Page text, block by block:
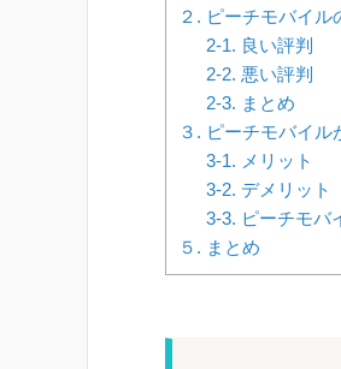
２. ピーチモバイル
2-1. 良い評判
2-2. 悪い評判
2-3. まとめ
３. ピーチモバイル
3-1. メリット
3-2. デメリット
3-3. ピーチモバ
５. まとめ